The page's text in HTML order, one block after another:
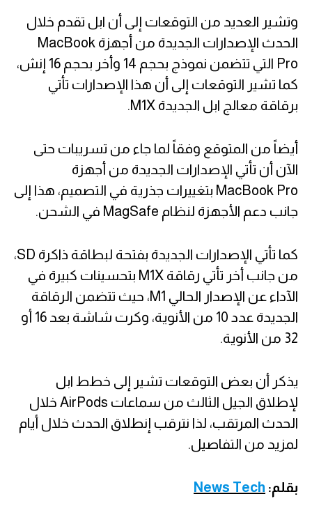
وتشير العديد من التوقعات إلى أن ابل تقدم خلال
الحدث الإصدارات الجديدة من أجهزة MacBook
Pro التي تتضمن نموذج بحجم 14 وأخر بحجم 16 إنش،
كما تشير التوقعات إلى أن هذا الإصدارات تأتي
برقاقة معالج ابل الجديدة M1X.
أيضاً من المتوقع وفقاً لما جاء من تسريبات حتى
الآن أن تأتي الإصدارات الجديدة من أجهزة
MacBook Pro بتغييرات جذرية في التصميم، هذا إلى
جانب دعم الأجهزة لنظام MagSafe في الشحن.
كما تأتي الإصدارات الجديدة بفتحة لبطاقة ذاكرة SD،
من جانب أخر تأتي رقاقة M1X بتحسينات كبيرة في
الآداء عن الإصدار الحالي M1، حيث تتضمن الرقاقة
الجديدة عدد 10 من الأنوية، وكرت شاشة بعد 16 أو
32 من الأنوية.
يذكر أن بعض التوقعات تشير إلى خطط ابل
لإطلاق الجيل الثالث من سماعات AirPods خلال
الحدث المرتقب، لذا نترقب إنطلاق الحدث خلال أيام
لمزيد من التفاصيل.
بقلم: News Tech